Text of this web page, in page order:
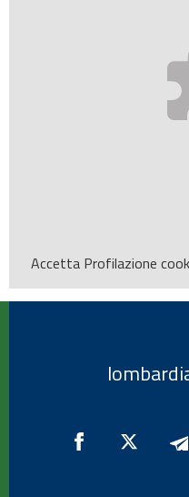
Accetta Profilazione